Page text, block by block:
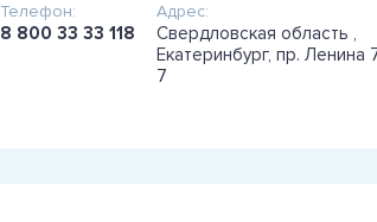
Телефон:
8 800 33 33 118
Адрес:
Свердловская область ,
Екатеринбург, пр. Ленина
7